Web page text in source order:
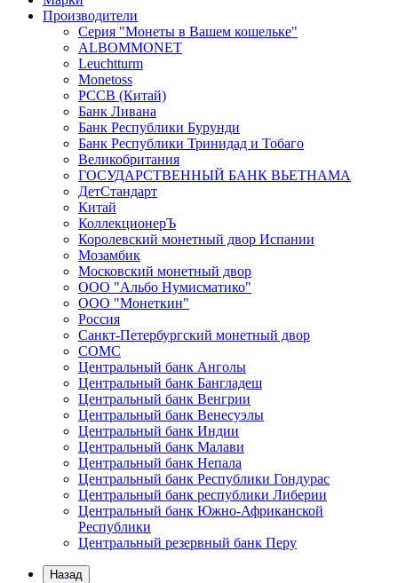
Производители
Серия "Монеты в Вашем кошельке"
ALBOMMONET
Leuchtturm
Monetoss
PCCB (Китай)
Банк Ливана
Банк Республики Бурунди
Банк Республики Тринидад и Тобаго
Великобритания
ГОСУДАРСТВЕННЫЙ БАНК ВЬЕТНАМА
ДетСтандарт
Китай
КоллекционерЪ
Королевский монетный двор Испании
Мозамбик
Московский монетный двор
ООО "Альбо Нумисматико"
ООО "Монеткин"
Россия
Санкт-Петербургский монетный двор
СОМС
Центральный банк Анголы
Центральный банк Бангладеш
Центральный банк Венгрии
Центральный банк Венесуэлы
Центральный банк Индии
Центральный банк Малави
Центральный банк Непала
Центральный банк Республики Гондурас
Центральный банк республики Либерии
Центральный банк Южно-Африканской
Республики
Центральный резервный банк Перу
Назад